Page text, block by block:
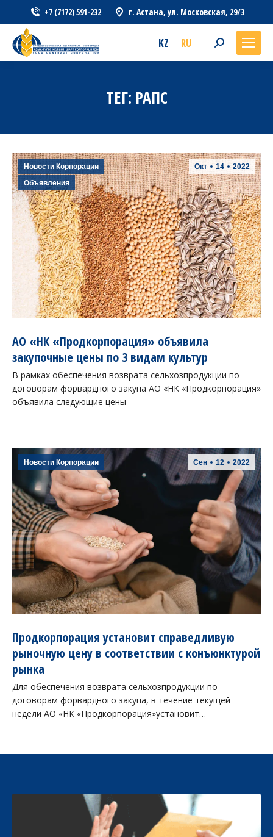
+7 (7172) 591-232 г. Астана, ул. Московская, 29/3
KZ RU Search:
ТЕГ: РАПС
Окт 14 2022
Новости Корпорации
Объявления
АО «НК «Продкорпорация» объявила
закупочные цены по 3 видам культур
В рамках обеспечения возврата сельхозпродукции по
договорам форвардного закупа АО «НК «Продкорпорация»
объявила следующие цены
Сен 12 2022
Новости Корпорации
Продкорпорация установит справедливую
рыночную цену в соответствии с конъюнктурой
рынка
Для обеспечения возврата сельхозпродукции по
договорам форвардного закупа, в течение текущей
недели АО «НК «Продкорпорация»установит…